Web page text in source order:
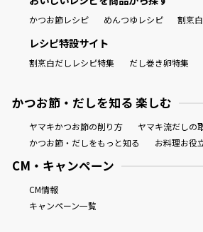
かつお節レシピ めんつゆレシピ 割烹
レシピ特設サイト
割烹白だしレシピ特集 だし巻き卵特集
かつお節・だしを知る 楽しむ
ヤマキかつお節の削り方
ヤマキ流だしの
かつお節・だしをもっと知る
お料理お役
CM・キャンペーン
CM情報
キャンペーン一覧